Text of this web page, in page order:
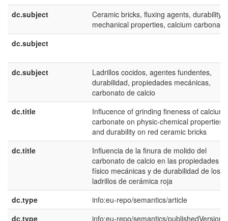
dc.subject
Ceramic bricks, fluxing agents, durability,
mechanical properties, calcium carbonate
dc.subject
dc.subject
Ladrillos cocidos, agentes fundentes,
durabilidad, propiedades mecánicas,
carbonato de calcio
dc.title
Influcence of grinding fineness of calcium
carbonate on physic-chemical properties
and durability on red ceramic bricks
dc.title
Influencia de la finura de molido del
carbonato de calcio en las propiedades
físico mecánicas y de durabilidad de los
ladrillos de cerámica roja
dc.type
info:eu-repo/semantics/article
dc.type
info:eu-repo/semantics/publishedVersion